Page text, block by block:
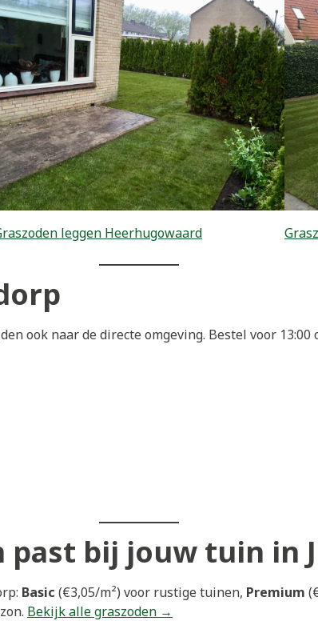
leggen Heerhugowaard
ook naar de directe omgeving. Bestel voor
past bij jouw tuin in
Basic (€3,05/m²) voor rustige tuinen, Premium
Bekijk alle graszoden →